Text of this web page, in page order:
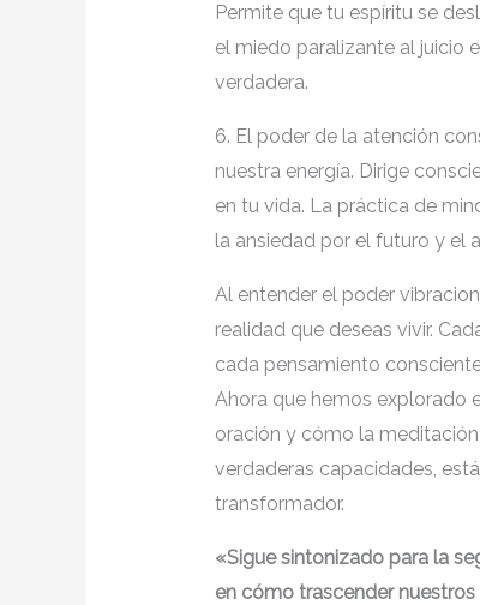
Permite que tu espíritu se
el miedo paralizante al juicio
verdadera.
6. El poder de la atención
nuestra energía. Dirige
en tu vida. La práctica de
la ansiedad por el futuro y el
Al entender el poder
realidad que deseas vivir.
cada pensamiento
Ahora que hemos explorado
oración y cómo la
verdaderas capacidades,
transformador.
«Sigue sintonizado para la
en cómo trascender